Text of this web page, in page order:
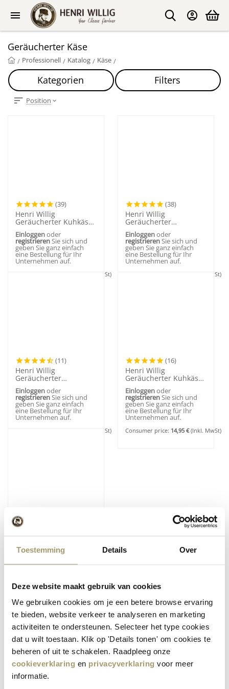
Toestemming Details Over
Deze website maakt gebruik van cookies
We gebruiken cookies om je een betere browse ervaring
te bieden, website verkeer te analyseren en marketing
activiteiten te ondersteunen. Selecteer het type cookies
dat u wilt toestaan. Klik op 'Details tonen' om cookies te
beheren of uit te schakelen. Raadpleeg onze
cookieverklaring en privacyverklaring voor meer
informatie.
Geräucherter Käse
/ Professionell / Katalog / Käse /
Kategorien Filters
Position
(39)
Henri Willig
Geräucherter Kuhkäse
500 Gramm
Einloggenoder
registrierenSie sich und
geben Sie ganz einfach
eine Bestellung für Ihr
Unternehmen auf.
(Inkl. MwSt)
(38)
Henri Willig
Geräucherter
Ziegenkäse 500 Gramm
Einloggenoder
registrierenSie sich und
geben Sie ganz einfach
eine Bestellung für Ihr
Unternehmen auf.
(Inkl. MwSt)
(11)
Henri Willig
Geräucherter
Kräuterkäse 500
Gramm
Einloggenoder
registrierenSie sich und
geben Sie ganz einfach
eine Bestellung für Ihr
Unternehmen auf.
(Inkl. MwSt)
(16)
Henri Willig
Geräucherter Kuhkäse
Jalapeños 500 Gramm
Einloggenoder
registrierenSie sich und
geben Sie ganz einfach
eine Bestellung für Ihr
Unternehmen auf.
Consumer price: 14,95 €(Inkl. MwSt)
Henri Willig Vegan
Smoked Delight 500
Einloggenoder
registrierenSie sich und
eine Bestellung für Ihr
Consumer price: 14,95 €(Inkl. MwSt)
Beliebt in dieser Kategorie
1
Henri Willig
Geräucherter
Kuhkäse 500
2
Henri Willig
Geräucherter
Ziegenkäse 500